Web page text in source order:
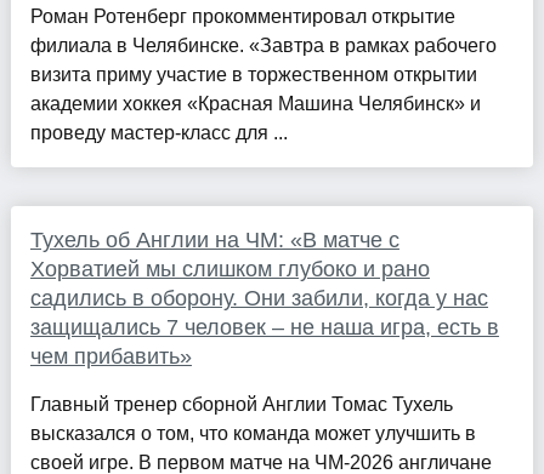
Роман Ротенберг прокомментировал открытие
филиала в Челябинске. «Завтра в рамках рабочего
визита приму участие в торжественном открытии
академии хоккея «Красная Машина Челябинск» и
проведу мастер-класс для ...
Тухель об Англии на ЧМ: «В матче с
Хорватией мы слишком глубоко и рано
садились в оборону. Они забили, когда у нас
защищались 7 человек – не наша игра, есть в
чем прибавить»
Главный тренер сборной Англии Томас Тухель
высказался о том, что команда может улучшить в
своей игре. В первом матче на ЧМ-2026 англичане